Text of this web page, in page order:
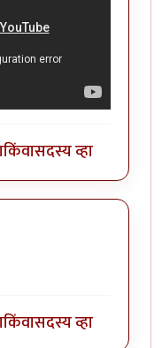
किंवासदस्य व्हा
किंवासदस्य व्हा